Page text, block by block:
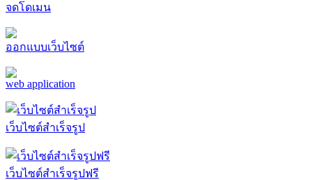
จดโดเมน
ออกแบบเว็บไซต์
web application
เว็บไซต์สำเร็จรูป
เว็บไซต์สำเร็จรูปฟรี